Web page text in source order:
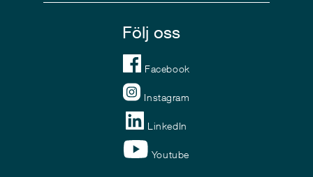
Följ oss
Facebook
Instagram
LinkedIn
Youtube